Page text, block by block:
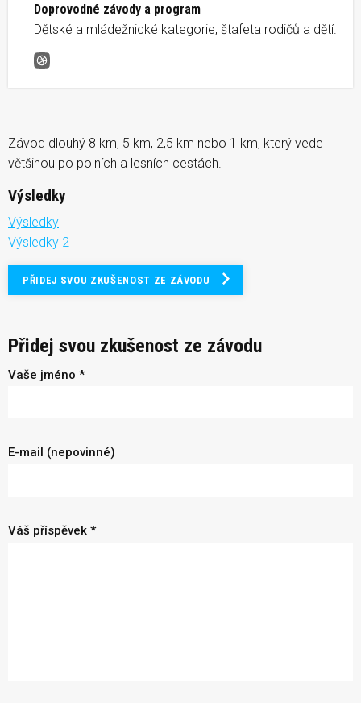
Doprovodné závody a program
Dětské a mládežnické kategorie, štafeta rodičů a dětí.
Běh lužanskými hvozdy
Závod dlouhý 8 km, 5 km, 2,5 km nebo 1 km, který vede
většinou po polních a lesních cestách.
Výsledky
Výsledky
Výsledky 2
PŘIDEJ SVOU ZKUŠENOST ZE ZÁVODU
Přidej svou zkušenost ze závodu
Vaše jméno *
E-mail (nepovinné)
Váš příspěvek *